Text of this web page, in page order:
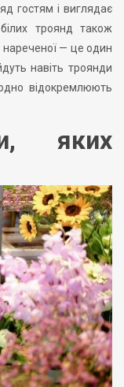
гостям і виглядає
троянд також
— це один
навіть троянди
відокремлюють
яких